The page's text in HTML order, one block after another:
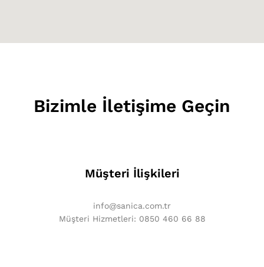
Bizimle İletişime Geçin
Müşteri İlişkileri
info@sanica.com.tr
Müşteri Hizmetleri: 0850 460 66 88